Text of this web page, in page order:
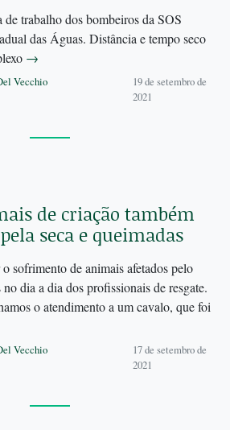
trabalho dos bombeiros da SOS
das Águas. Distância e tempo seco
→
Vecchio
19 de setembro de
2021
de criação também
seca e queimadas
sofrimento de animais afetados pelo
dia a dia dos profissionais de resgate.
o atendimento a um cavalo, que foi
Vecchio
17 de setembro de
2021